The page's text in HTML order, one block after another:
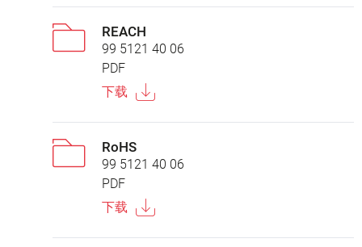
REACH
99 5121 40 06
PDF
下载
RoHS
99 5121 40 06
PDF
下载